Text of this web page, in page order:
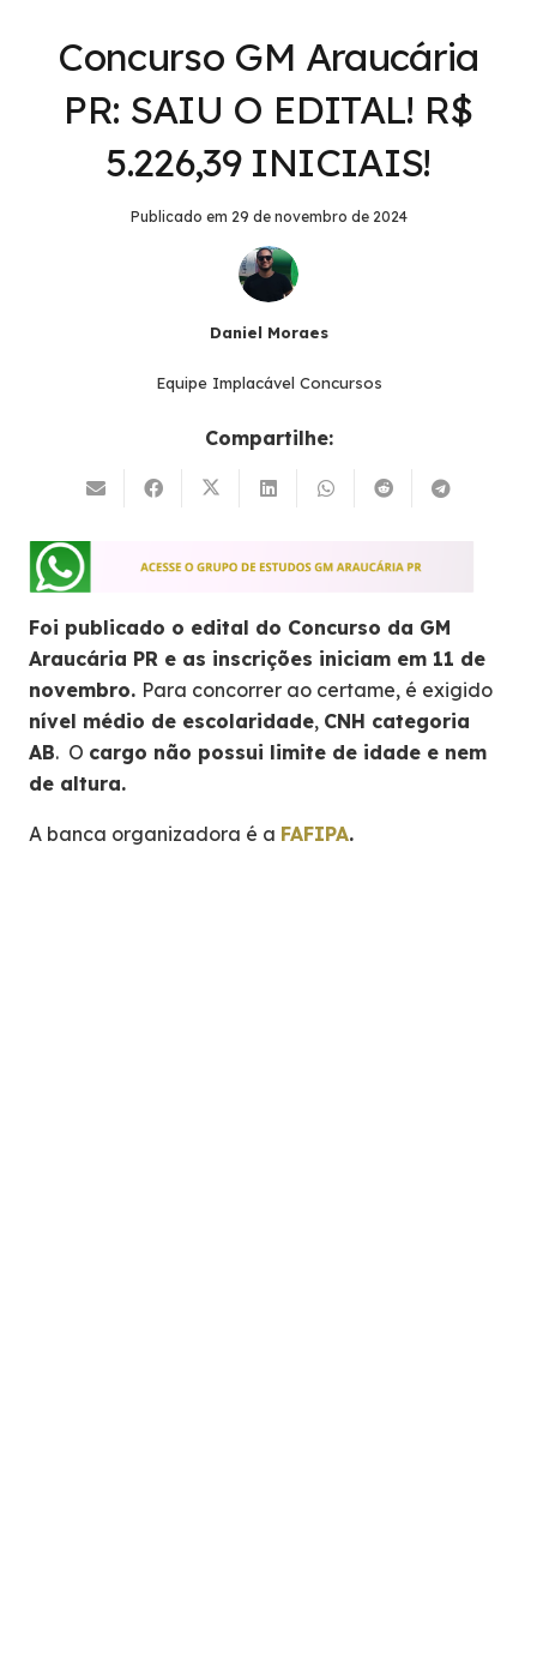
Concurso GM Araucária
PR: SAIU O EDITAL! R$
5.226,39 INICIAIS!
Publicado em 29 de novembro de 2024
Daniel Moraes
Equipe Implacável Concursos
Compartilhe:
Foi publicado o edital do Concurso da GM
Araucária PR e as inscrições iniciam em 11 de
novembro. Para concorrer ao certame, é exigido
nível médio de escolaridade, CNH categoria
AB. O cargo não possui limite de idade e nem
de altura.
A banca organizadora é a FAFIPA.